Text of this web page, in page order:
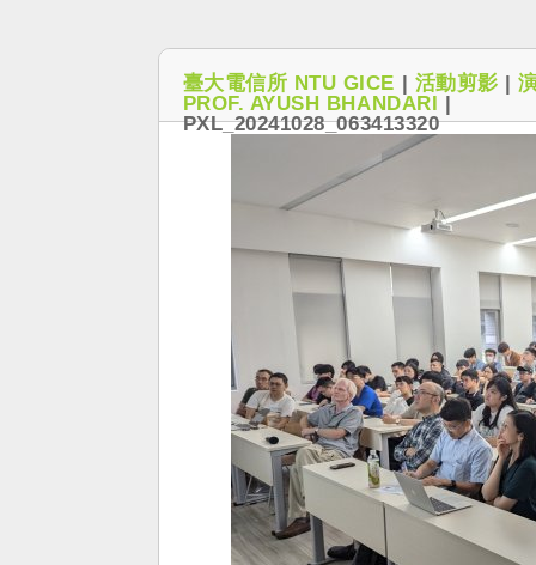
臺大電信所 NTU GICE | 活動剪影 |
PROF. AYUSH BHANDARI |
PXL_20241028_063413320